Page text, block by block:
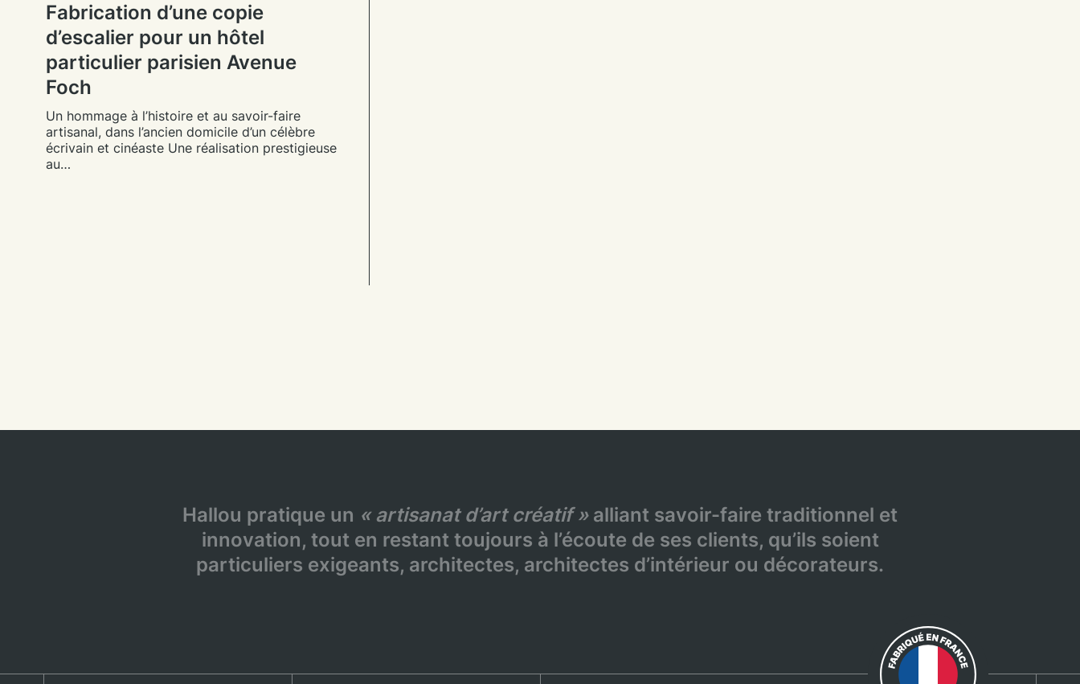
Fabrication d’une copie
d’escalier pour un hôtel
particulier parisien Avenue
Foch
Un hommage à l’histoire et au savoir-faire
artisanal, dans l’ancien domicile d’un célèbre
écrivain et cinéaste Une réalisation prestigieuse
au…
Hallou pratique un « artisanat d’art créatif »alliant savoir-faire traditionnel et
innovation, tout en restant toujours à l’écoute de ses clients, qu’ils soient
particuliers exigeants, architectes, architectes d’intérieur ou décorateurs.